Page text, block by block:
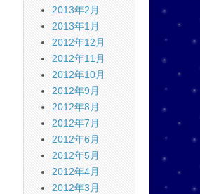
2013年2月
2013年1月
2012年12月
2012年11月
2012年10月
2012年9月
2012年8月
2012年7月
2012年6月
2012年5月
2012年4月
2012年3月